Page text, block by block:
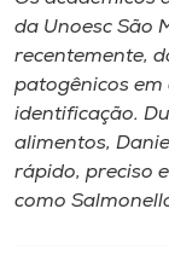
I.nova
Diplomados
da Unoesc São
recentemente,
patogênicos
identificação.
alimentos,
rápido, preciso
como